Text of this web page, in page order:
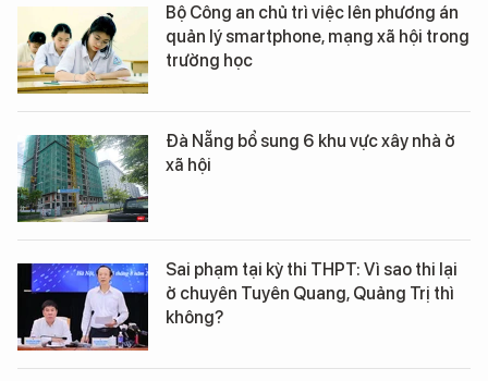
Bộ Công an chủ trì việc lên phương án
quản lý smartphone, mạng xã hội trong
trường học
Đà Nẵng bổ sung 6 khu vực xây nhà ở
xã hội
Sai phạm tại kỳ thi THPT: Vì sao thi lại
ở chuyên Tuyên Quang, Quảng Trị thì
không?